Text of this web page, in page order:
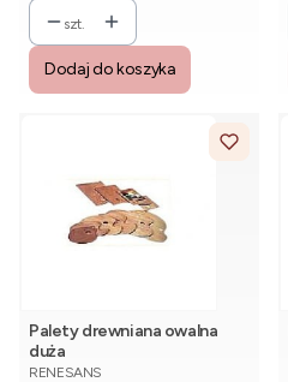
szt.
Dodaj do koszyka
Palety drewniana owalna
duża
PRODUCENT
RENESANS